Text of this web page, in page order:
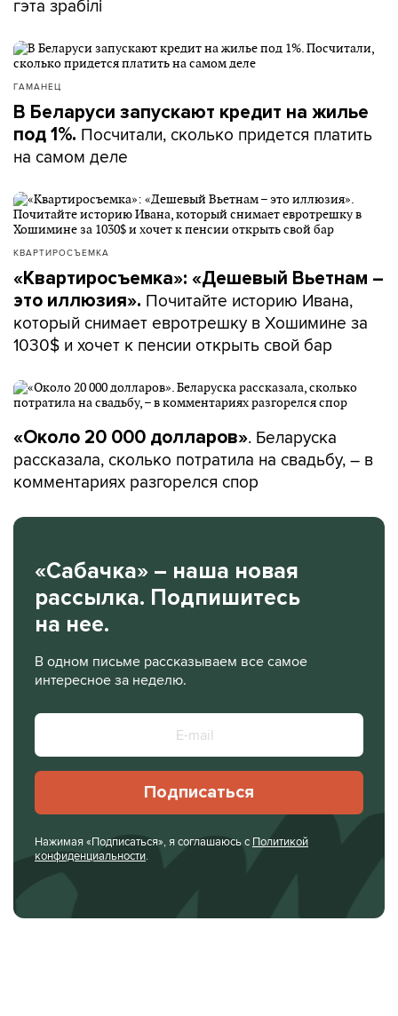
гэта зрабілі
ГАМАНЕЦ
В Беларуси запускают кредит на жилье
под 1%. Посчитали, сколько придется платить
на самом деле
КВАРТИРОСЪЕМКА
«Квартиросъемка»: «Дешевый Вьетнам –
это иллюзия». Почитайте историю Ивана,
который снимает евротрешку в Хошимине за
1030$ и хочет к пенсии открыть свой бар
«Около 20 000 долларов». Беларуска
рассказала, сколько потратила на свадьбу, – в
комментариях разгорелся спор
«Сабачка» – наша новая
рассылка. Подпишитесь
на нее.
В одном письме рассказываем все самое
интересное за неделю.
Подписаться
Нажимая «Подписаться», я соглашаюсь с Политикой
конфиденциальности.